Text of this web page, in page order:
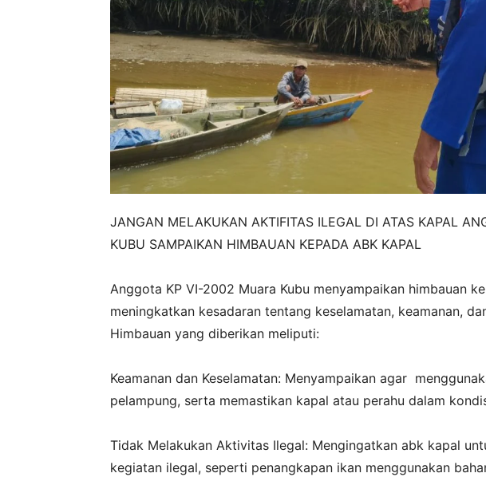
JANGAN MELAKUKAN AKTIFITAS ILEGAL DI ATAS KAPAL
KUBU SAMPAIKAN HIMBAUAN KEPADA ABK KAPAL
‎Anggota KP VI-2002 Muara Kubu menyampaikan himbauan
meningkatkan kesadaran tentang keselamatan, keamanan,
Himbauan yang diberikan meliputi:
‎Keamanan dan Keselamatan: Menyampaikan agar
pelampung, serta memastikan kapal atau perahu dalam
‎Tidak Melakukan Aktivitas Ilegal: Mengingatkan abk kapal
kegiatan ilegal, seperti penangkapan ikan menggunakan